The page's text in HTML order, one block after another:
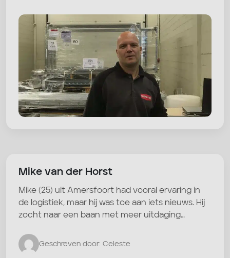
Mike van der Horst
Mike (25) uit Amersfoort had vooral ervaring in
de logistiek, maar hij was toe aan iets nieuws. Hij
zocht naar een baan met meer uitdaging…
Geschreven door: Celeste